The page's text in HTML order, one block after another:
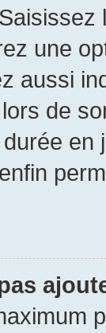
une
aussi
de
durée